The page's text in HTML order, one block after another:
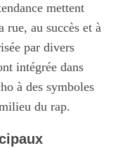
mettent
rue, au succès et à
par divers
intégrée dans
à des symboles
du rap.